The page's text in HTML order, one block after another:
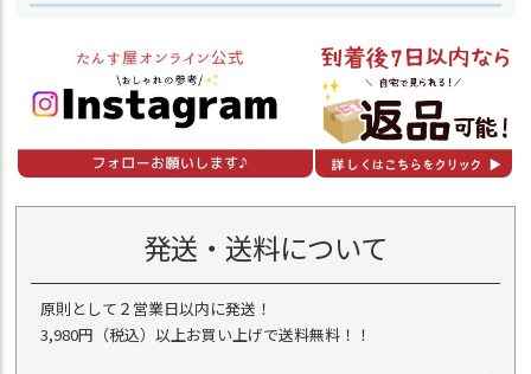
発送・送料について
原則として２営業日以内に発送！
3,980円（税込）以上お買い上げで送料無料！！